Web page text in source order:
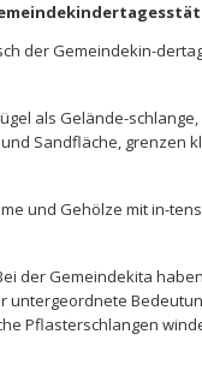
der Gemeindekin-
als Gelände-
Sandfläche, grenzen
und Gehölze mit in-
der Gemeindekita
Pflasterschlangen